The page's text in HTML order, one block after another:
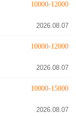
10000-12000
2026.08.07
10000-12000
2026.08.07
10000-15000
2026.08.07